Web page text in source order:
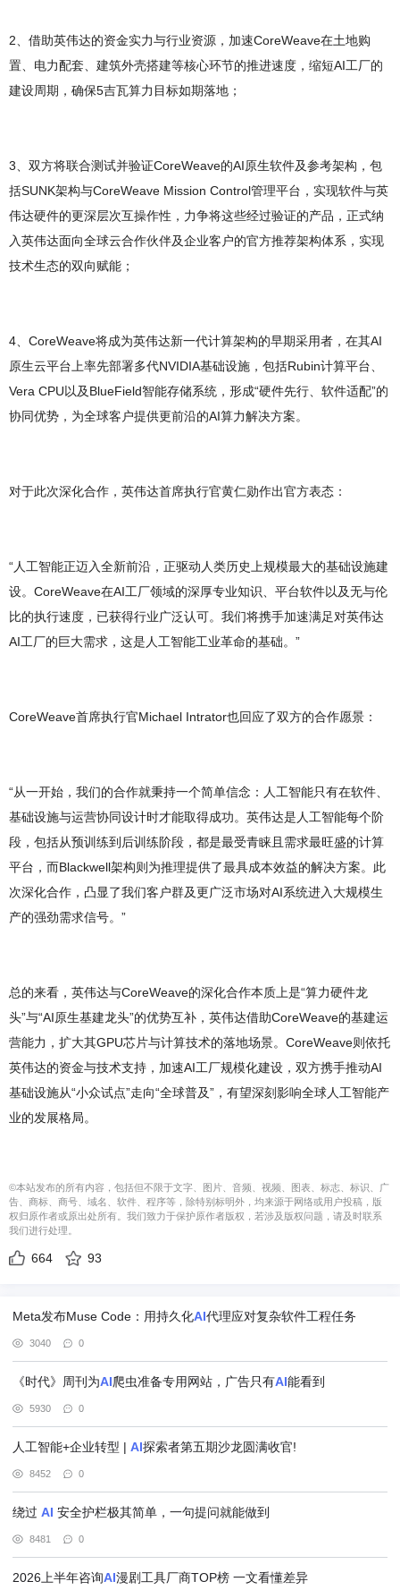
2、借助英伟达的资金实力与行业资源，加速CoreWeave在土地购
置、电力配套、建筑外壳搭建等核心环节的推进速度，缩短AI工厂的
建设周期，确保5吉瓦算力目标如期落地；
3、双方将联合测试并验证CoreWeave的AI原生软件及参考架构，包
括SUNK架构与CoreWeave Mission Control管理平台，实现软件与英
伟达硬件的更深层次互操作性，力争将这些经过验证的产品，正式纳
入英伟达面向全球云合作伙伴及企业客户的官方推荐架构体系，实现
技术生态的双向赋能；
4、CoreWeave将成为英伟达新一代计算架构的早期采用者，在其AI
原生云平台上率先部署多代NVIDIA基础设施，包括Rubin计算平台、
Vera CPU以及BlueField智能存储系统，形成“硬件先行、软件适配”的
协同优势，为全球客户提供更前沿的AI算力解决方案。
对于此次深化合作，英伟达首席执行官黄仁勋作出官方表态：
“人工智能正迈入全新前沿，正驱动人类历史上规模最大的基础设施建
设。CoreWeave在AI工厂领域的深厚专业知识、平台软件以及无与伦
比的执行速度，已获得行业广泛认可。我们将携手加速满足对英伟达
AI工厂的巨大需求，这是人工智能工业革命的基础。”
CoreWeave首席执行官Michael Intrator也回应了双方的合作愿景：
“从一开始，我们的合作就秉持一个简单信念：人工智能只有在软件、
基础设施与运营协同设计时才能取得成功。英伟达是人工智能每个阶
段，包括从预训练到后训练阶段，都是最受青睐且需求最旺盛的计算
平台，而Blackwell架构则为推理提供了最具成本效益的解决方案。此
次深化合作，凸显了我们客户群及更广泛市场对AI系统进入大规模生
产的强劲需求信号。”
总的来看，英伟达与CoreWeave的深化合作本质上是“算力硬件龙
头”与“AI原生基建龙头”的优势互补，英伟达借助CoreWeave的基建运
营能力，扩大其GPU芯片与计算技术的落地场景。CoreWeave则依托
英伟达的资金与技术支持，加速AI工厂规模化建设，双方携手推动AI
基础设施从“小众试点”走向“全球普及”，有望深刻影响全球人工智能产
业的发展格局。
©本站发布的所有内容，包括但不限于文字、图片、音频、视频、图表、标志、标识、广
告、商标、商号、域名、软件、程序等，除特别标明外，均来源于网络或用户投稿，版
权归原作者或原出处所有。我们致力于保护原作者版权，若涉及版权问题，请及时联系
我们进行处理。
664 93
Meta发布Muse Code：用持久化AI代理应对复杂软件工程任务
3040 0
《时代》周刊为AI爬虫准备专用网站，广告只有AI能看到
5930 0
人工智能+企业转型 | AI探索者第五期沙龙圆满收官!
8452 0
绕过 AI 安全护栏极其简单，一句提问就能做到
8481 0
2026上半年咨询AI漫剧工具厂商TOP榜 一文看懂差异